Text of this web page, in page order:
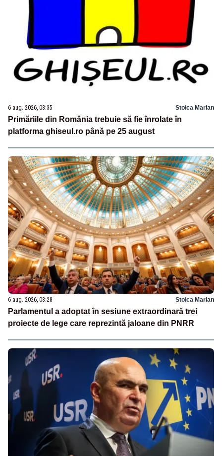
6 aug. 2026, 08:35 Stoica Marian
Primăriile din România trebuie să fie înrolate în
platforma ghiseul.ro până pe 25 august
6 aug. 2026, 08:28 Stoica Marian
Parlamentul a adoptat în sesiune extraordinară trei
proiecte de lege care reprezintă jaloane din PNRR